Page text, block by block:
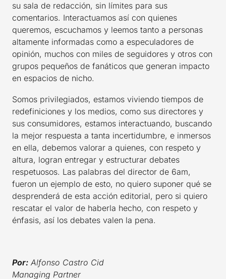
su sala de redacción, sin límites para sus
comentarios. Interactuamos así con quienes
queremos, escuchamos y leemos tanto a personas
altamente informadas como a especuladores de
opinión, muchos con miles de seguidores y otros con
grupos pequeños de fanáticos que generan impacto
en espacios de nicho.
Somos privilegiados, estamos viviendo tiempos de
redefiniciones y los medios, como sus directores y
sus consumidores, estamos interactuando, buscando
la mejor respuesta a tanta incertidumbre, e inmersos
en ella, debemos valorar a quienes, con respeto y
altura, logran entregar y estructurar debates
respetuosos. Las palabras del director de 6am,
fueron un ejemplo de esto, no quiero suponer qué se
desprenderá de esta acción editorial, pero si quiero
rescatar el valor de haberla hecho, con respeto y
énfasis, así los debates valen la pena.
Por: Alfonso Castro Cid
Managing Partner